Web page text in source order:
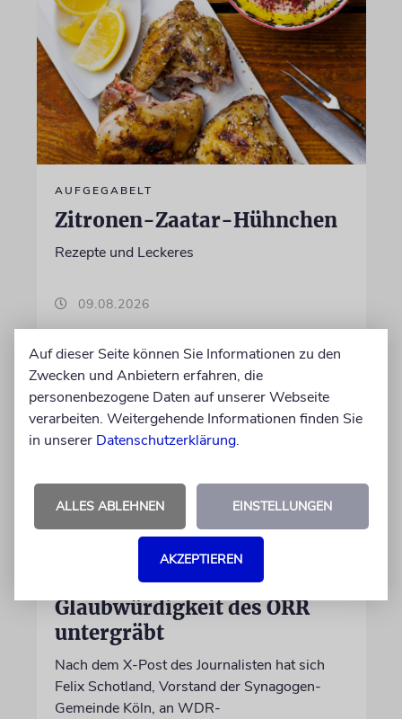
AUFGEGABELT
Zitronen-Zaatar-Hühnchen
Rezepte und Leckeres
09.08.2026
Wie Georg Restle die
Glaubwürdigkeit des ÖRR
untergräbt
Nach dem X-Post des Journalisten hat sich
Felix Schotland, Vorstand der Synagogen-
Gemeinde Köln, an WDR-
Auf dieser Seite können Sie Informationen zu den
Zwecken und Anbietern erfahren, die
personenbezogene Daten auf unserer Webseite
verarbeiten. Weitergehende Informationen finden Sie
in unserer Datenschutzerklärung.
ALLES ABLEHNEN EINSTELLUNGEN
AKZEPTIEREN